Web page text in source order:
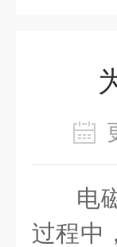
电
过程中